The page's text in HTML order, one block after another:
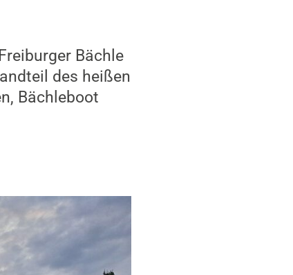
Bächle
des heißen
Bächleboot